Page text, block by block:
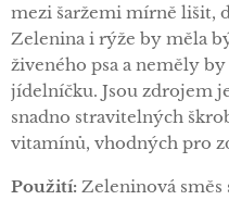
mezi šaržemi mírně lišit,
Zelenina i rýže by měla
živeného psa a neměly
jídelníčku. Jsou zdrojem
snadno stravitelných
vitamínů, vhodných pro
Použití: Zeleninová směs